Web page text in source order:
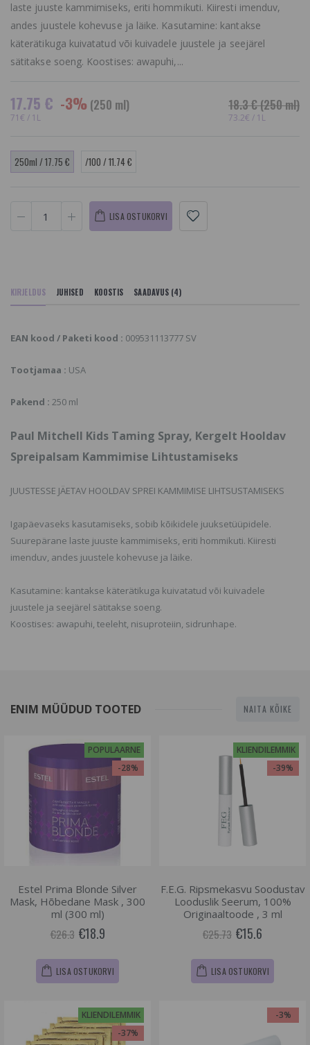
laste juuste kammimiseks, eriti hommikuti. Kiiresti imenduv,
andes juustele kohevuse ja läike. Kasutamine: kantakse
käterätikuga kuivatatud või kuivadele juustele ja seejärel
sätitakse soeng. Koostises: awapuhi,...
17.75 € -3% (250 ml)
71€ / 1L
18.3 €(250 ml)
73.2€ / 1L
250ml / 17.75 € /100 / 11.74 €
LISA OSTUKORVI
KIRJELDUS JUHISED KOOSTIS SAADAVUS (4)
EAN kood / Paketi kood : 009531113777 SV
Tootjamaa : USA
Pakend : 250 ml
Paul Mitchell Kids Taming Spray, Kergelt Hooldav
Spreipalsam Kammimise Lihtustamiseks
JUUSTESSE JÄETAV HOOLDAV SPREI KAMMIMISE LIHTSUSTAMISEKS
Igapäevaseks kasutamiseks, sobib kõikidele juuksetüüpidele.
Suurepärane laste juuste kammimiseks, eriti hommikuti. Kiiresti
imenduv, andes juustele kohevuse ja läike.
Kasutamine: kantakse käterätikuga kuivatatud või kuivadele
juustele ja seejärel sätitakse soeng.
Koostises: awapuhi, teeleht, nisuproteiin, sidrunhape.
ENIM MÜÜDUD TOOTED NAITA KÕIKE
POPULAARNE
-28%
Estel Prima Blonde Silver
Mask, Hõbedane Mask , 300
ml (300 ml)
€26.3 €18.9
LISA OSTUKORVI
KLIENDILEMMIK
-39%
F.E.G. Ripsmekasvu Soodustav
Looduslik Seerum, 100%
Originaaltoode , 3 ml
€25.73 €15.6
LISA OSTUKORVI
KLIENDILEMMIK
-37%
-3%